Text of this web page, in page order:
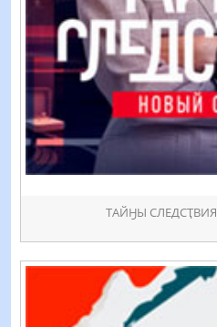
ТАЙӇЫ СЛЕДСҬВИЯ